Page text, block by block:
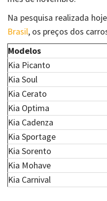
Na pesquisa realizada
Brasil, os preços dos
Modelos
Kia Picanto
Kia Soul
Kia Cerato
Kia Optima
Kia Cadenza
Kia Sportage
Kia Sorento
Kia Mohave
Kia Carnival